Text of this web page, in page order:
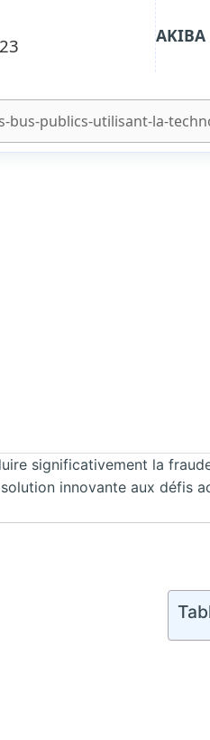
AKIBA
significativement la
innovante aux défis